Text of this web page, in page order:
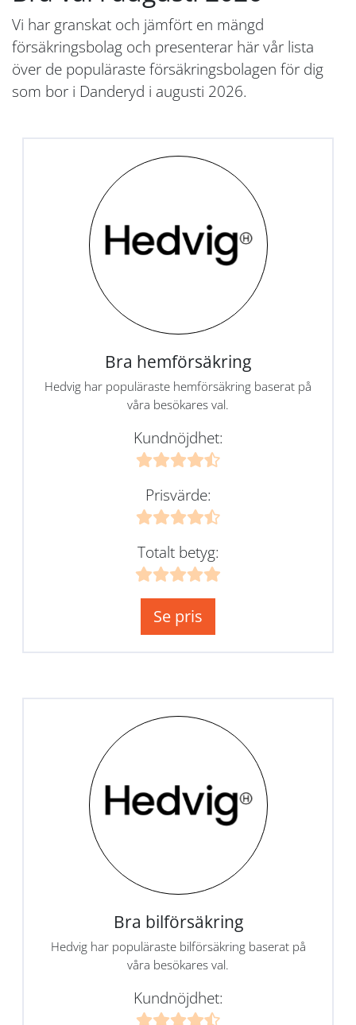
Vi har granskat och jämfört en mängd
försäkringsbolag och presenterar här vår lista
över de populäraste försäkringsbolagen för dig
som bor i Danderyd i augusti 2026.
Bra hemförsäkring
Hedvig har populäraste hemförsäkring baserat på
våra besökares val.
Kundnöjdhet:
Prisvärde:
Totalt betyg:
Se pris
Bra bilförsäkring
Hedvig har populäraste bilförsäkring baserat på
våra besökares val.
Kundnöjdhet: